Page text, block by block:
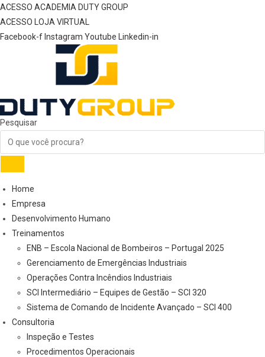
Ir
para
o
ACESSO ACADEMIA DUTY GROUP
ACESSO LOJA VIRTUAL
Facebook-f Instagram Youtube Linkedin-in
Pesquisar
Home
Empresa
Desenvolvimento Humano
Treinamentos
ENB – Escola Nacional de Bombeiros – Portugal 2025
Gerenciamento de Emergências Industriais
Operações Contra Incêndios Industriais
SCI Intermediário – Equipes de Gestão – SCI 320
Sistema de Comando de Incidente Avançado – SCI 400
Consultoria
Inspeção e Testes
Procedimentos Operacionais